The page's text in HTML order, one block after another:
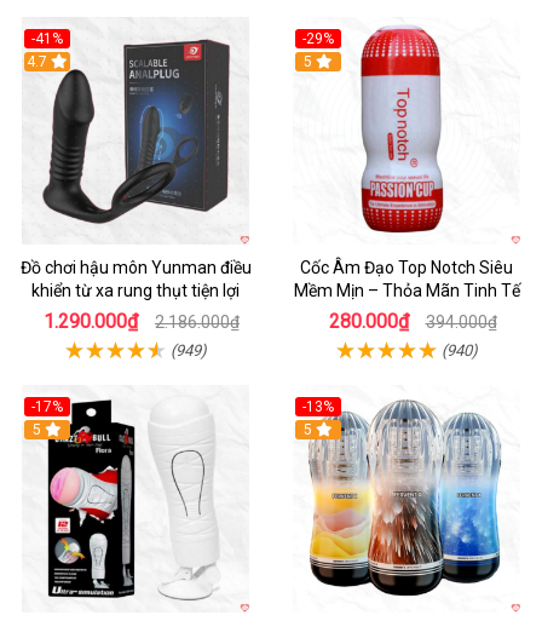
-41%
Hot
4.7
Đồ chơi hậu môn Yunman điều
khiển từ xa rung thụt tiện lợi
1.290.000₫ 2.186.000₫
(949)
-29%
5
Cốc Âm Đạo Top Notch Siêu
Mềm Mịn – Thỏa Mãn Tinh Tế
280.000₫ 394.000₫
(940)
-17%
5
-13%
Hot
5